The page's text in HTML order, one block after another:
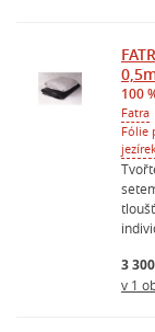
100
Fatra
Fólie
3
v 1